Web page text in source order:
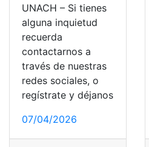
UNACH – Si tienes
alguna inquietud
recuerda
contactarnos a
través de nuestras
redes sociales, o
regístrate y déjanos
07/04/2026